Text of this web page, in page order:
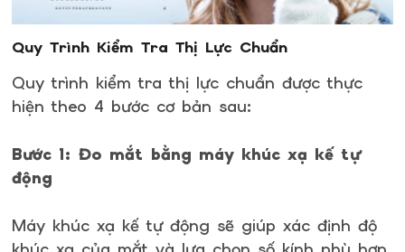
Quy Trình Kiểm Tra Thị Lực Chuẩn
Quy trình kiểm tra thị lực chuẩn được thực
hiện theo 4 bước cơ bản sau:
Bước 1: Đo mắt bằng máy khúc xạ kế tự
động
Máy khúc xạ kế tự động sẽ giúp xác định độ